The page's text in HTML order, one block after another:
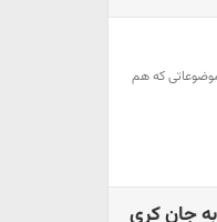
که هم
جان کری